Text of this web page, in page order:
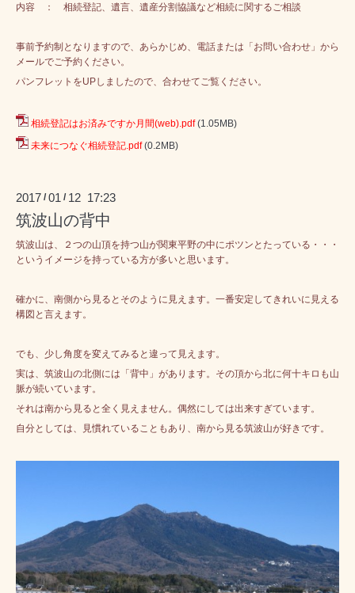
内容 ： 相続登記、遺言、遺産分割協議など相続に関するご相談
事前予約制となりますので、あらかじめ、電話または「お問い合わせ」から
メールでご予約ください。
パンフレットをUPしましたので、合わせてご覧ください。
相続登記はお済みですか月間(web).pdf (1.05MB)
未来につなぐ相続登記.pdf (0.2MB)
2017 /01 / 12 17:23
筑波山の背中
筑波山は、２つの山頂を持つ山が関東平野の中にポツンとたっている・・・
というイメージを持っている方が多いと思います。
確かに、南側から見るとそのように見えます。一番安定してきれいに見える
構図と言えます。
でも、少し角度を変えてみると違って見えます。
実は、筑波山の北側には「背中」があります。その頂から北に何十キロも山
脈が続いています。
それは南から見ると全く見えません。偶然にしては出来すぎています。
自分としては、見慣れていることもあり、南から見る筑波山が好きです。